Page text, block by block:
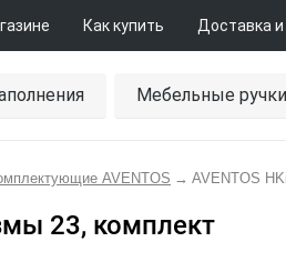
Как купить Доставка и
Мебельные ручки
AVENTOS → AVENTOS
23, комплект